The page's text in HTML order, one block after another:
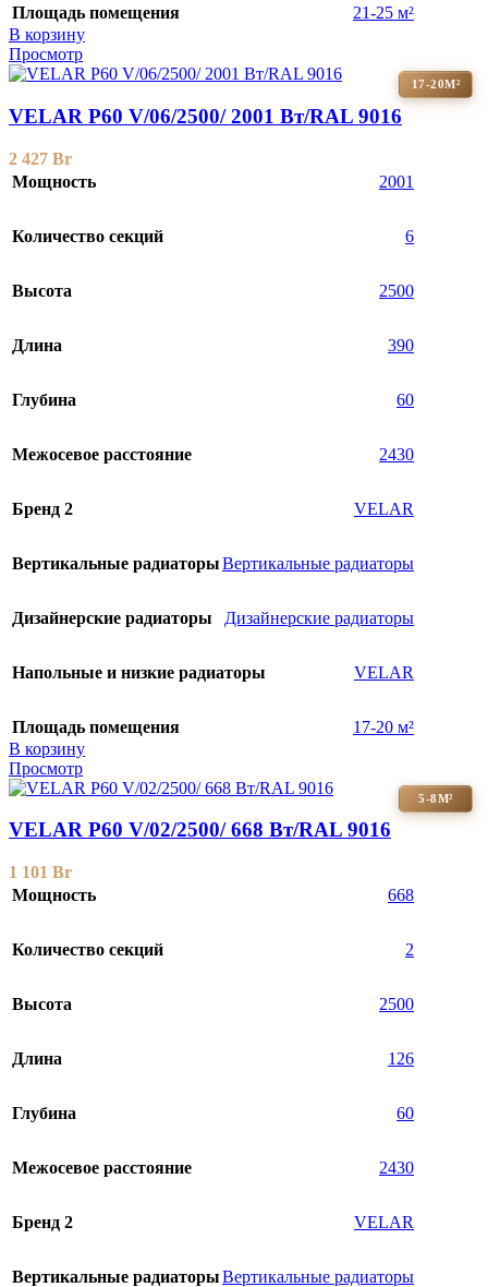
Площадь помещения
21-25 м²
В корзину
Просмотр
17-20М²
VELAR P60 V/06/2500/ 2001 Bт/RAL 9016
2 427 Br
Мощность
2001
Количество секций 6
Высота 2500
Длина 390
Глубина 60
Межосевое расстояние 2430
Бренд 2 VELAR
Вертикальные радиаторыВертикальные радиаторы
Дизайнерские радиаторы Дизайнерские радиаторы
Напольные и низкие радиаторы VELAR
Площадь помещения
17-20 м²
В корзину
Просмотр
5-8М²
VELAR P60 V/02/2500/ 668 Bт/RAL 9016
1 101 Br
Мощность
668
Количество секций 2
Высота 2500
Длина 126
Глубина 60
Межосевое расстояние 2430
Бренд 2 VELAR
Вертикальные радиаторыВертикальные радиаторы